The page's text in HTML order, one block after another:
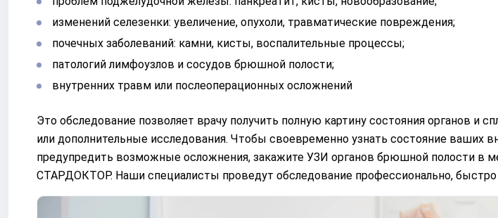
изменений селезенки: увеличение, опухоли, травматические повреждения;
почечных заболеваний: камни, кисты, воспалительные процессы;
патологий лимфоузлов и сосудов брюшной полости;
внутренних травм или послеоперационных осложнений
Это обследование позволяет врачу получить полную картину состояния органов и
или дополнительные исследования. Чтобы своевременно узнать состояние ваших
предупредить возможные осложнения, закажите УЗИ органов брюшной полости в
СТАРДОКТОР. Наши специалисты проведут обследование профессионально, быстро